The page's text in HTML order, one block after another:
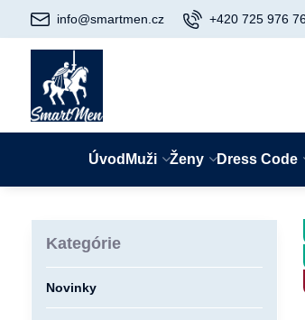
info@smartmen.cz +420 725 976
Úvod Muži Ženy Dress Code
Kategórie
Novinky